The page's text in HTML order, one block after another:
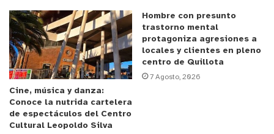
Cine, música y danza:
Conoce la nutrida cartelera
de espectáculos del Centro
Cultural Leopoldo Silva
Hombre con presunto
trastorno mental
protagoniza agresiones a
locales y clientes en pleno
centro de Quillota
7 Agosto, 2026